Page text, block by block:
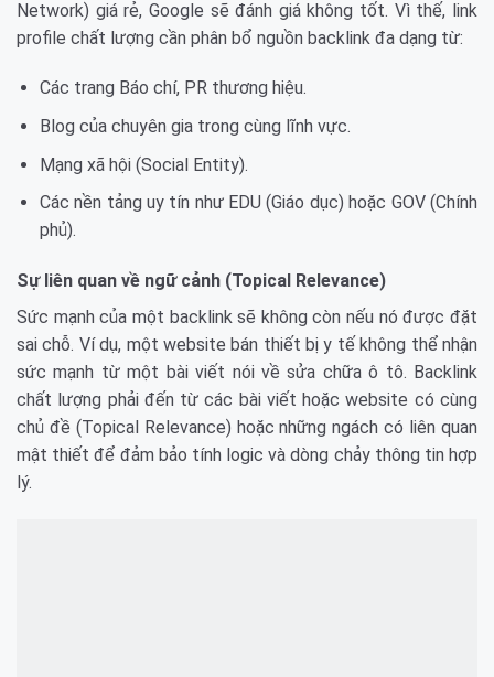
Network) giá rẻ, Google sẽ đánh giá không tốt. Vì thế, link
profile chất lượng cần phân bổ nguồn backlink đa dạng từ:
Các trang Báo chí, PR thương hiệu.
Blog của chuyên gia trong cùng lĩnh vực.
Mạng xã hội (Social Entity).
Các nền tảng uy tín như EDU (Giáo dục) hoặc GOV (Chính
phủ).
Sự liên quan về ngữ cảnh (Topical Relevance)
Sức mạnh của một backlink sẽ không còn nếu nó được đặt
sai chỗ. Ví dụ, một website bán thiết bị y tế không thể nhận
sức mạnh từ một bài viết nói về sửa chữa ô tô. Backlink
chất lượng phải đến từ các bài viết hoặc website có cùng
chủ đề (Topical Relevance) hoặc những ngách có liên quan
mật thiết để đảm bảo tính logic và dòng chảy thông tin hợp
lý.